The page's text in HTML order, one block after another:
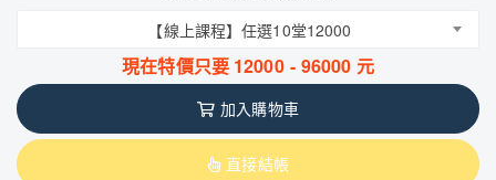
【線上課程】任選10堂12000
現在特價只要 12000 - 96000 元
加入購物車
直接結帳